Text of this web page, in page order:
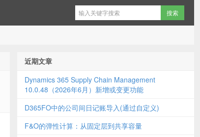
近期文章
Dynamics 365 Supply Chain Management
10.0.48（2026年6月）新增或变更功能
D365FO中的公司间日记账导入(通过自定义)
F&O的弹性计算：从固定层到共享容量